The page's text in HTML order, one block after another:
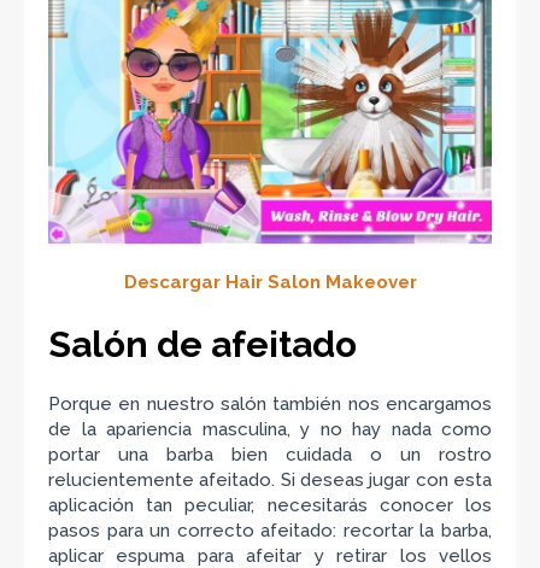
Descargar Hair Salon Makeover
Salón de afeitado
Porque en nuestro salón también nos encargamos
de la apariencia masculina, y no hay nada como
portar una barba bien cuidada o un rostro
relucientemente afeitado. Si deseas jugar con esta
aplicación tan peculiar, necesitarás conocer los
pasos para un correcto afeitado: recortar la barba,
aplicar espuma para afeitar y retirar los vellos